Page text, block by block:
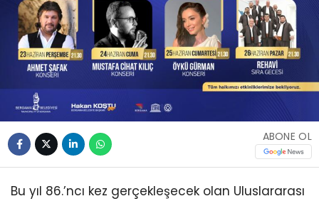
ABONE OL
Bu yıl 86.’ncı kez gerçekleşecek olan Uluslararası